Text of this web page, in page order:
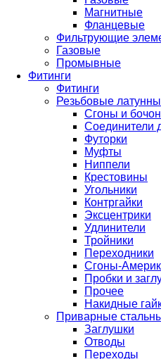
Магнитные
Фланцевые
Фильтрующие
Газовые
Промывные
Фитинги
Фитинги
Резьбовые
Сгоны и
Соединители
Футорки
Муфты
Ниппели
Крестовины
Угольники
Контргайки
Эксцентрики
Удлинители
Тройники
Переходники
Сгоны-
Пробки и
Прочее
Накидные
Приварные
Заглушки
Отводы
Переходы